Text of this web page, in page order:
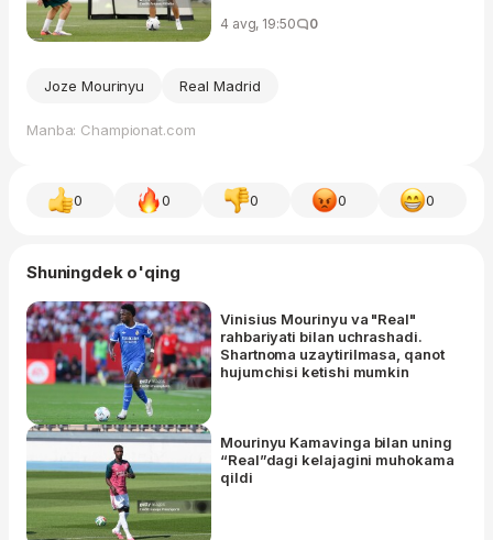
4 avg, 19:50 0
Joze Mourinyu Real Madrid
Manba: Championat.com
0 0 0 0 0
Shuningdek o'qing
Vinisius Mourinyu va "Real"
rahbariyati bilan uchrashadi.
Shartnoma uzaytirilmasa, qanot
hujumchisi ketishi mumkin
Mourinyu Kamavinga bilan uning
“Real”dagi kelajagini muhokama
qildi